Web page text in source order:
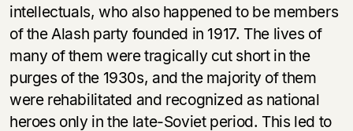
intellectuals, who also happened to be members
of the Alash party founded in 1917. The lives of
many of them were tragically cut short in the
purges of the 1930s, and the majority of them
were rehabilitated and recognized as national
heroes only in the late-Soviet period. This led to